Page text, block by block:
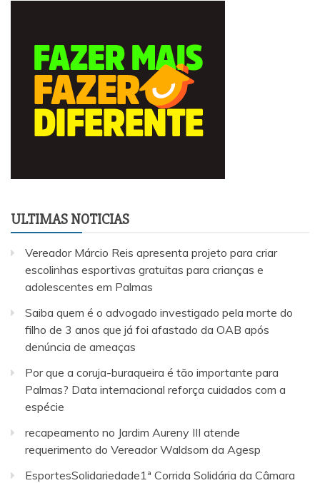
ULTIMAS NOTICIAS
Vereador Márcio Reis apresenta projeto para criar
escolinhas esportivas gratuitas para crianças e
adolescentes em Palmas
Saiba quem é o advogado investigado pela morte do
filho de 3 anos que já foi afastado da OAB após
denúncia de ameaças
Por que a coruja-buraqueira é tão importante para
Palmas? Data internacional reforça cuidados com a
espécie
recapeamento no Jardim Aureny III atende
requerimento do Vereador Waldsom da Agesp
EsportesSolidariedade1ª Corrida Solidária da Câmara